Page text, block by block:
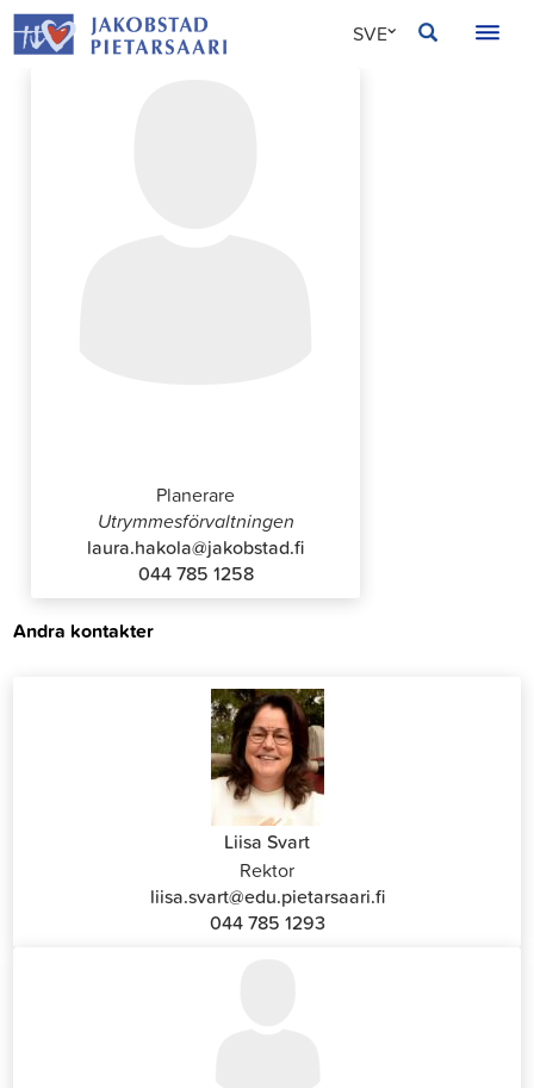
Hoppa
till
SVE
Planerare
Utrymmesförvaltningen
laura.hakola@jakobstad.fi
044 785 1258
Andra kontakter
Liisa Svart
Rektor
liisa.svart@edu.pietarsaari.fi
044 785 1293